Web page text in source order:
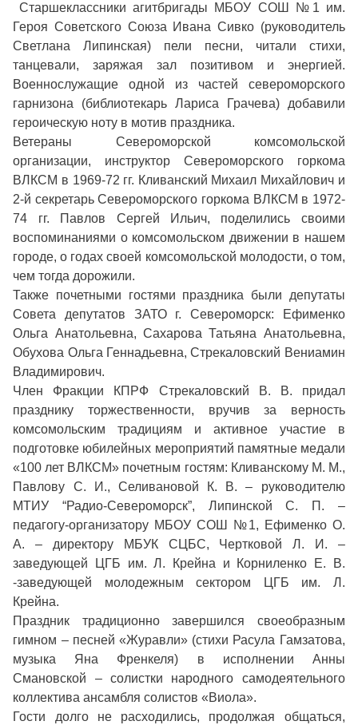
Старшеклассники агитбригады МБОУ СОШ №1 им.
Героя Советского Союза Ивана Сивко (руководитель
Светлана Липинская) пели песни, читали стихи,
танцевали, заряжая зал позитивом и энергией.
Военнослужащие одной из частей североморского
гарнизона (библиотекарь Лариса Грачева) добавили
героическую ноту в мотив праздника.
Ветераны Североморской комсомольской
организации, инструктор Североморского горкома
ВЛКСМ в 1969-72 гг. Кливанский Михаил Михайлович и
2-й секретарь Североморского горкома ВЛКСМ в 1972-
74 гг. Павлов Сергей Ильич, поделились своими
воспоминаниями о комсомольском движении в нашем
городе, о годах своей комсомольской молодости, о том,
чем тогда дорожили.
Также почетными гостями праздника были депутаты
Совета депутатов ЗАТО г. Североморск: Ефименко
Ольга Анатольевна, Сахарова Татьяна Анатольевна,
Обухова Ольга Геннадьевна, Стрекаловский Вениамин
Владимирович.
Член Фракции КПРФ Стрекаловский В. В. придал
празднику торжественности, вручив за верность
комсомольским традициям и активное участие в
подготовке юбилейных мероприятий памятные медали
«100 лет ВЛКСМ» почетным гостям: Кливанскому М. М.,
Павлову С. И., Селивановой К. В. – руководителю
МТИУ “Радио-Североморск”, Липинской С. П. –
педагогу-организатору МБОУ СОШ №1, Ефименко О.
А. – директору МБУК СЦБС, Чертковой Л. И. –
заведующей ЦГБ им. Л. Крейна и Корниленко Е. В.
-заведующей молодежным сектором ЦГБ им. Л.
Крейна.
Праздник традиционно завершился своеобразным
гимном – песней «Журавли» (стихи Расула Гамзатова,
музыка Яна Френкеля) в исполнении Анны
Смановской – солистки народного самодеятельного
коллектива ансамбля солистов «Виола».
Гости долго не расходились, продолжая общаться,